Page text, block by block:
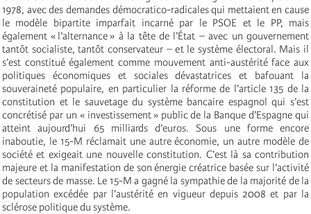
1978, avec des demandes démocratico-radicales qui mettaient en cause
le modèle bipartite imparfait incarné par le PSOE et le PP, mais
également « l’alternance » à la tête de l’État – avec un gouvernement
tantôt socialiste, tantôt conservateur – et le système électoral. Mais il
s’est constitué également comme mouvement anti-austérité face aux
politiques économiques et sociales dévastatrices et bafouant la
souveraineté populaire, en particulier la réforme de l’article 135 de la
constitution et le sauvetage du système bancaire espagnol qui s’est
concrétisé par un « investissement » public de la Banque d’Espagne qui
atteint aujourd’hui 65 milliards d’euros. Sous une forme encore
inaboutie, le 15-M réclamait une autre économie, un autre modèle de
société et exigeait une nouvelle constitution. C’est là sa contribution
majeure et la manifestation de son énergie créatrice basée sur l’activité
de secteurs de masse. Le 15-M a gagné la sympathie de la majorité de la
population excédée par l’austérité en vigueur depuis 2008 et par la
sclérose politique du système.